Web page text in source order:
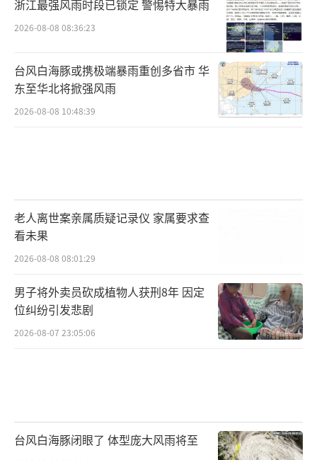
浙江最强风雨时段已锁定 警惕特大暴雨
2026-08-08 08:36:23
台风白海豚或携极端暴雨重创多省市 华
东至华北将掀强风雨
2026-08-08 10:48:39
老人离世案亲属质疑记录仪 家属要求查
看未果
2026-08-08 08:01:29
男子将外卖员砍成植物人获刑8年 因定
位纠纷引发悲剧
2026-08-07 23:05:06
台风白海豚闭眼了 体型庞大风雨将至